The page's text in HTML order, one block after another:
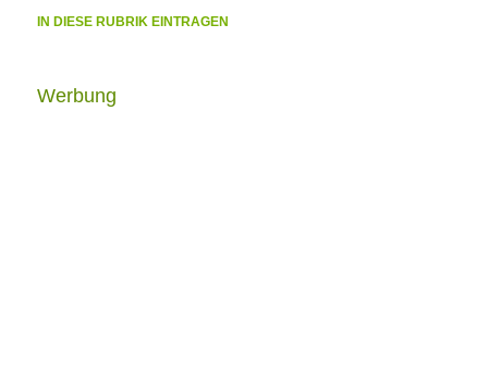
IN DIESE RUBRIK EINTRAGEN
Werbung